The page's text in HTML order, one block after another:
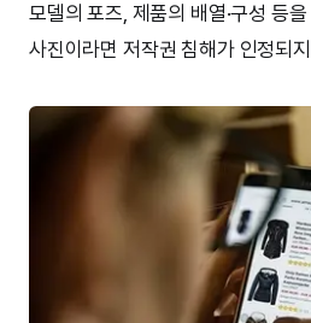
모델의 포즈, 제품의 배열·구성 등
사진이라면 저작권 침해가 인정되